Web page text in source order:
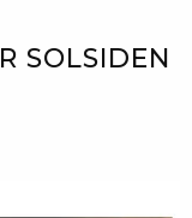
SOLSIDEN